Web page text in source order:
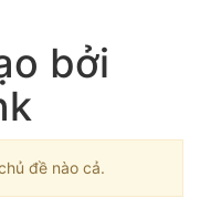
bởi
đề nào cả.